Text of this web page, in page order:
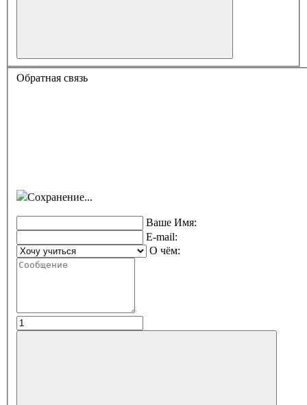
Обратная связь
Сохранение...
Ваше Имя:
E-mail:
О чём: